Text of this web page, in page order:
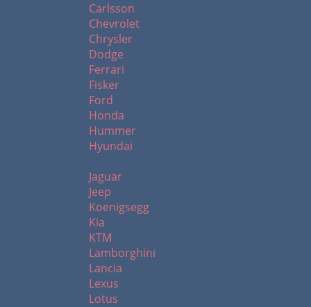
Carlsson
Chevrolet
Chrysler
Dodge
Ferrari
Fisker
Ford
Honda
Hummer
Hyundai
Jaguar
Jeep
Koenigsegg
Kia
KTM
Lamborghini
Lancia
Lexus
Lotus